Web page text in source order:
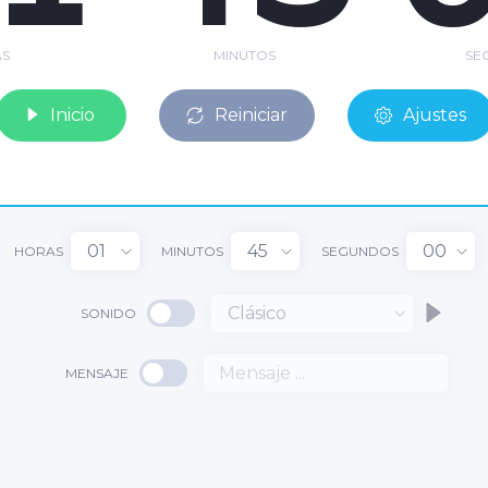
MINUTOS
Inicio Reiniciar Ajustes
HORAS 01 MINUTOS 45 SEGUNDOS 00
SONIDO Clásico
MENSAJE